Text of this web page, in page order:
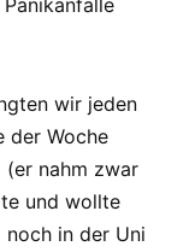
wir jeden
der Woche
nahm zwar
und wollte
in der Uni